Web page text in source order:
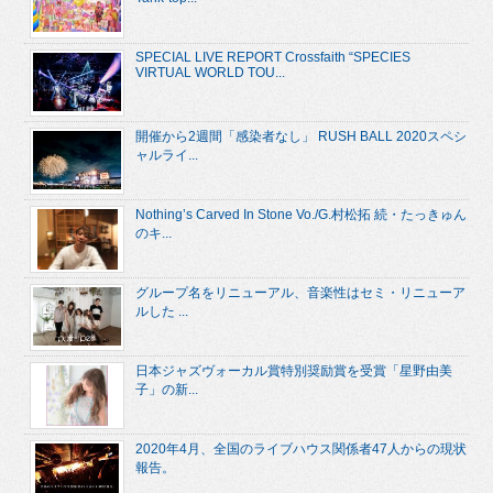
SPECIAL LIVE REPORT Crossfaith “SPECIES
VIRTUAL WORLD TOU...
開催から2週間「感染者なし」 RUSH BALL 2020スペシ
ャルライ...
Nothing’s Carved In Stone Vo./G.村松拓 続・たっきゅん
のキ...
グループ名をリニューアル、音楽性はセミ・リニューア
ルした ...
日本ジャズヴォーカル賞特別奨励賞を受賞「星野由美
子」の新...
2020年4月、全国のライブハウス関係者47人からの現状
報告。